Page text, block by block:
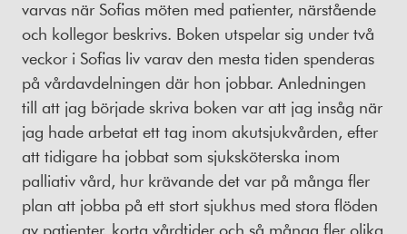
varvas när Sofias möten med patienter, närstående
och kollegor beskrivs. Boken utspelar sig under två
veckor i Sofias liv varav den mesta tiden spenderas
på vårdavdelningen där hon jobbar. Anledningen
till att jag började skriva boken var att jag insåg när
jag hade arbetat ett tag inom akutsjukvården, efter
att tidigare ha jobbat som sjuksköterska inom
palliativ vård, hur krävande det var på många fler
plan att jobba på ett stort sjukhus med stora flöden